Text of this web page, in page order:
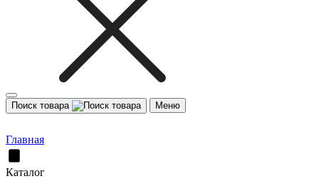
Поиск товара Меню
Главная
Каталог